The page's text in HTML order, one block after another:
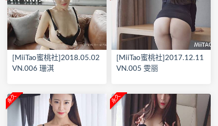
[MiiTao蜜桃社]2018.05.02
VN.006 珊淇
[MiiTao蜜桃社]2017.12.11
VN.005 雯丽
永久 永久